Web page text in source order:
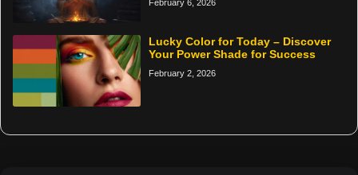
February 6, 2026
Lucky Color for Today – Discover
Your Power Shade for Success
February 2, 2026